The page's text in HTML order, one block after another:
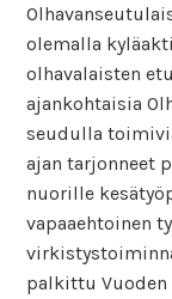
olemalla
olhavalaisten
ajankohtaisia
seudulla
ajan tarjonneet
nuorille
vapaaehtoinen
palkittu